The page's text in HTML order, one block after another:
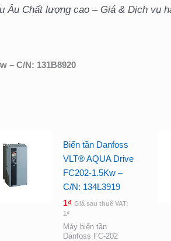
Âu Chất lượng cao – Giá & Dịch vụ
– C/N: 131B8920
Biến tần Danfoss
VLT® AQUA Drive
FC202-1.5Kw –
C/N: 134L3919
1₫ Giá sau thuế VAT:
1 ₫
Máy biến tần
Danfoss FC-202